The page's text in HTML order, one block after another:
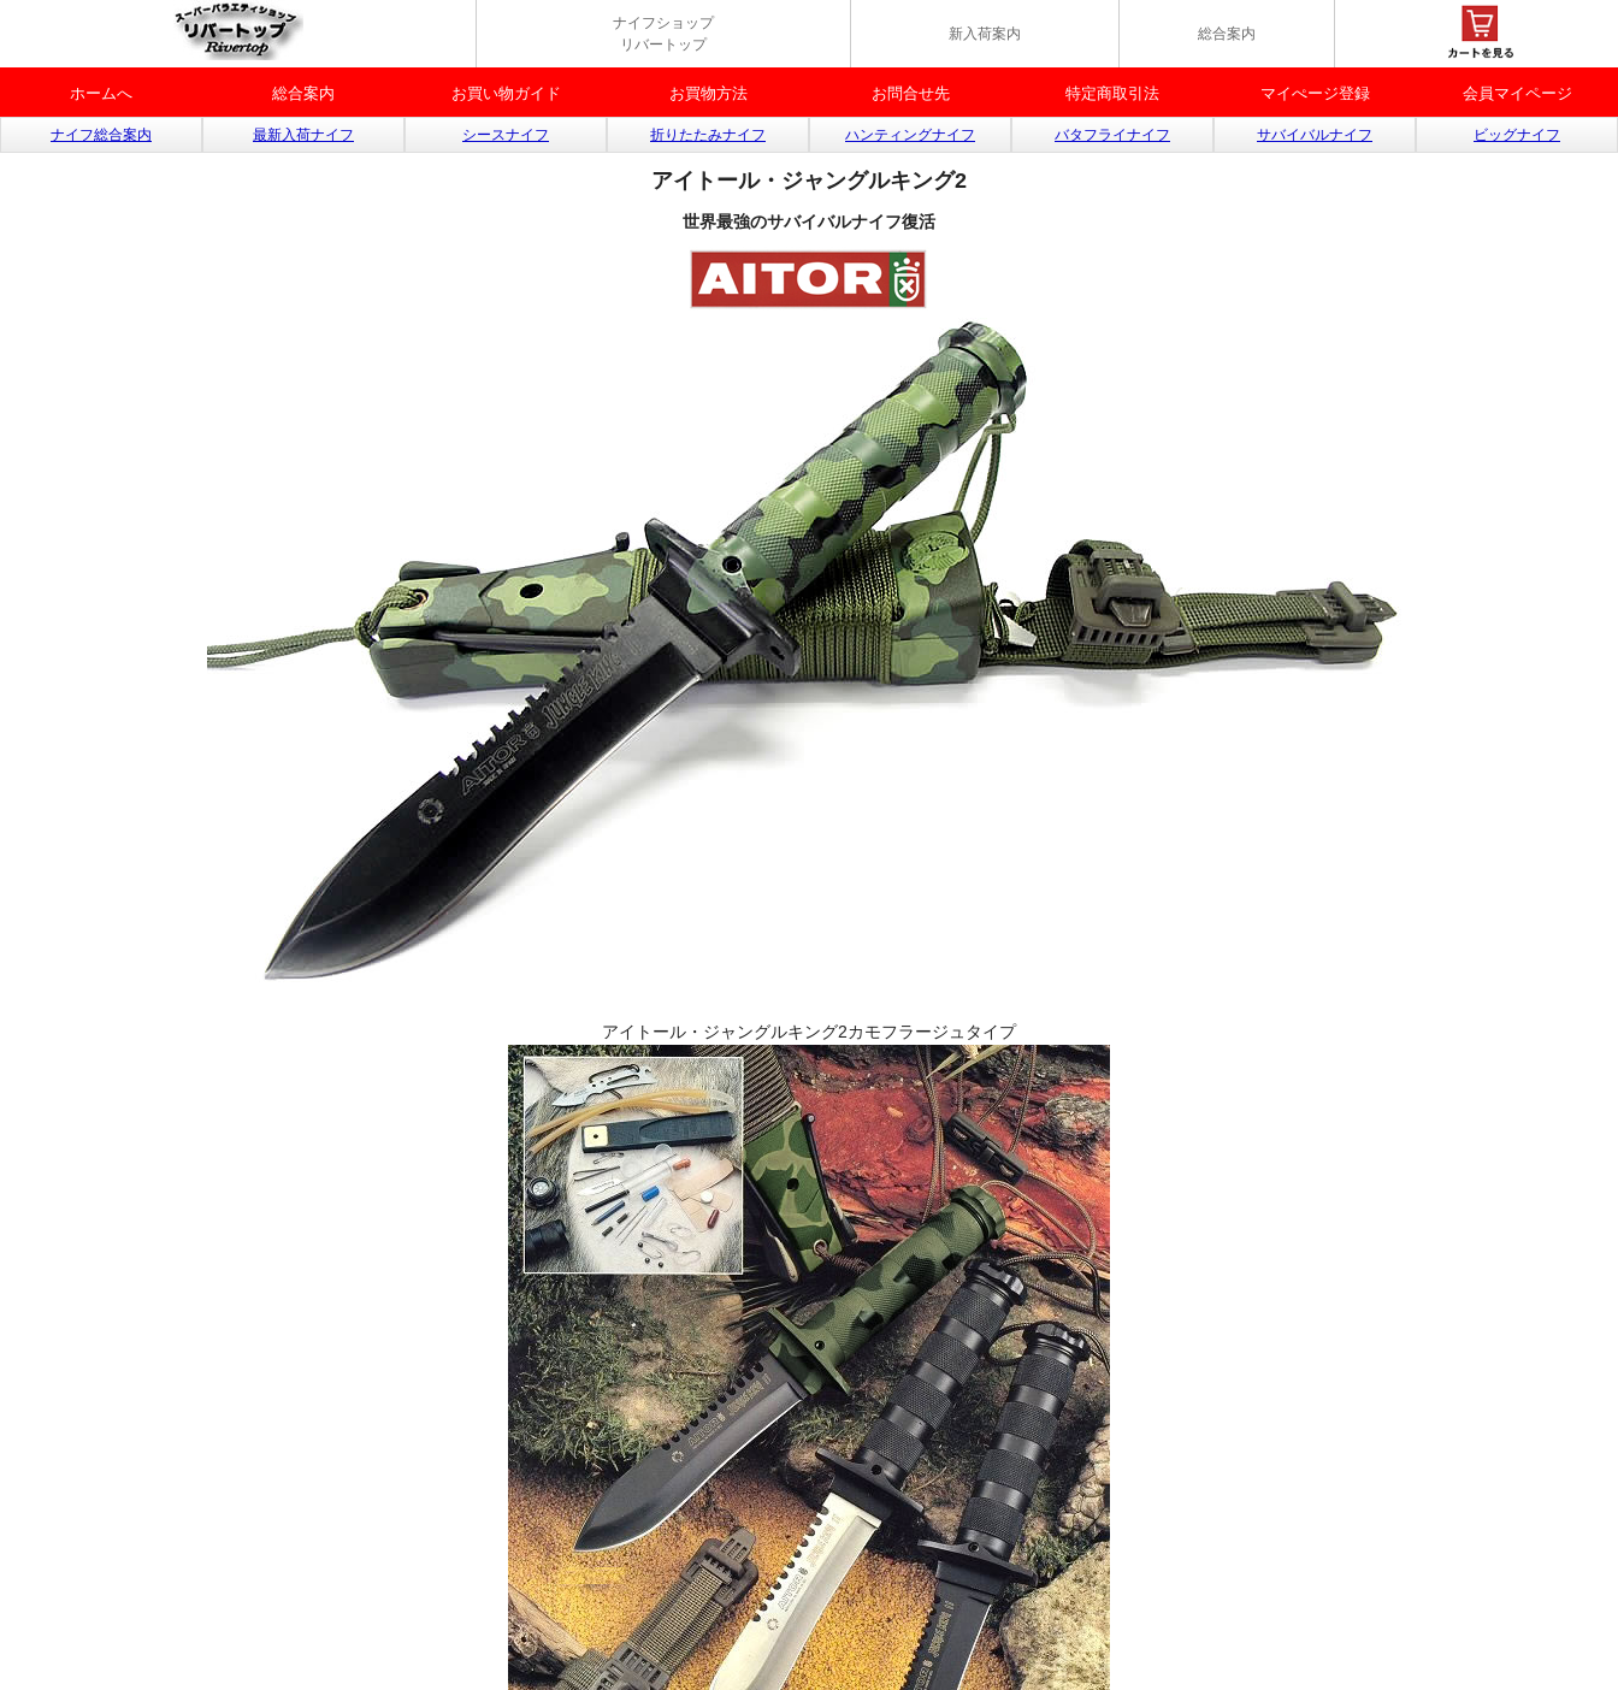
ナイフショップ
リバートップ
新入荷案内 総合案内
ホームへ 総合案内 お買い物ガイド お買物方法 お問合せ先 特定商取引法 マイぺージ登録 会員マイページ
ナイフ総合案内 最新入荷ナイフ シースナイフ 折りたたみナイフ ハンティングナイフ バタフライナイフ サバイバルナイフ ビッグナイフ
アイトール・ジャングルキング2
世界最強のサバイバルナイフ復活
アイトール・ジャングルキング2カモフラージュタイプ